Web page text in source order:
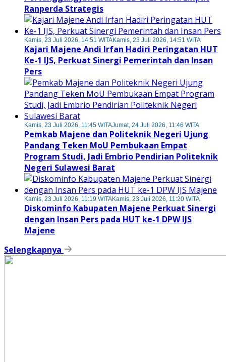
Ranperda Strategis
Kamis, 23 Juli 2026, 14:51 WITAKamis, 23 Juli 2026, 14:51 WITA
Kajari Majene Andi Irfan Hadiri Peringatan HUT
Ke-1 IJS, Perkuat Sinergi Pemerintah dan Insan
Pers
Kamis, 23 Juli 2026, 11:45 WITAJumat, 24 Juli 2026, 11:46 WITA
Pemkab Majene dan Politeknik Negeri Ujung
Pandang Teken MoU Pembukaan Empat
Program Studi, Jadi Embrio Pendirian Politeknik
Negeri Sulawesi Barat
Kamis, 23 Juli 2026, 11:19 WITAKamis, 23 Juli 2026, 11:20 WITA
Diskominfo Kabupaten Majene Perkuat Sinergi
dengan Insan Pers pada HUT ke-1 DPW IJS
Majene
Selengkapnya